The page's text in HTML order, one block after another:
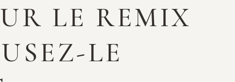
LE REMIX
LE